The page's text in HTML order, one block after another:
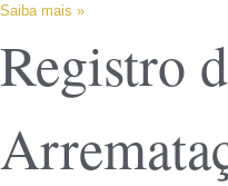
Saiba mais »
Registro